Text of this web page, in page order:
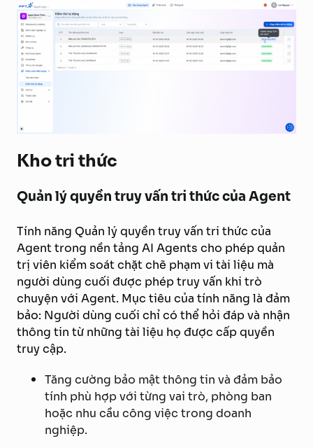
Kho tri thức
Quản lý quyền truy vấn tri thức của Agent
Tính năng Quản lý quyền truy vấn tri thức của
Agent trong nền tảng AI Agents cho phép quản
trị viên kiểm soát chặt chẽ phạm vi tài liệu mà
người dùng cuối được phép truy vấn khi trò
chuyện với Agent. Mục tiêu của tính năng là đảm
bảo: Người dùng cuối chỉ có thể hỏi đáp và nhận
thông tin từ những tài liệu họ được cấp quyền
truy cập.
Tăng cường bảo mật thông tin và đảm bảo
tính phù hợp với từng vai trò, phòng ban
hoặc nhu cầu công việc trong doanh
nghiệp.